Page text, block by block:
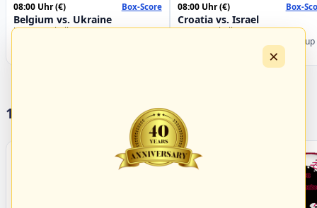
08:00 Uhr(€) Box-Score
Belgium vs. Ukraine
U-23 Baseball European
08:00 Uhr(€) Box-
Croatia vs. Israel
U-23 Baseball European
Championship B Pool 2026 - Group
17 Vereine im S/HBV
×